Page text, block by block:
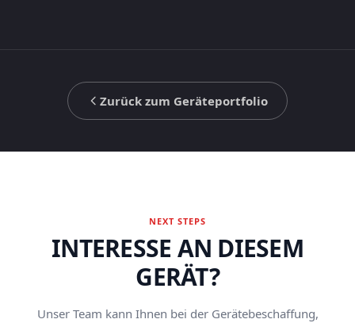
Zurück zum Geräteportfolio
NEXT STEPS
INTERESSE AN DIESEM
GERÄT?
Unser Team kann Ihnen bei der Gerätebeschaffung,